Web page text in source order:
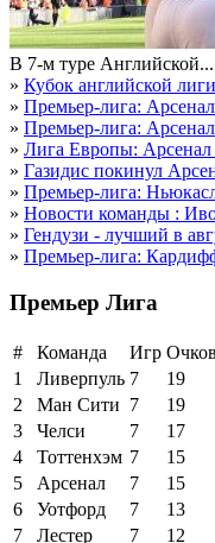
В 7-м туре Английской...
» Кубок английской
» Премьер-лига:
» Премьер-лига:
» Лига Европы: Арсенал
» Газидис покинул
» Премьер-лига:
» Новости команды :
» Гендузи - лучший в
» Премьер-лига:
Премьер Лига
# Команда Игр Очков
1
Ливерпуль 7
19
2
Ман Сити 7
19
3
Челси 7
17
4
Тоттенхэм 7
15
5
Арсенал 7
15
6
Уотфорд 7
13
7
Лестер 7
12